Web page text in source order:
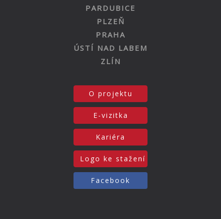
PARDUBICE
PLZEŇ
PRAHA
ÚSTÍ NAD LABEM
ZLÍN
O projektu
E-vizitka
Kariéra
Logo ke stažení
Facebook